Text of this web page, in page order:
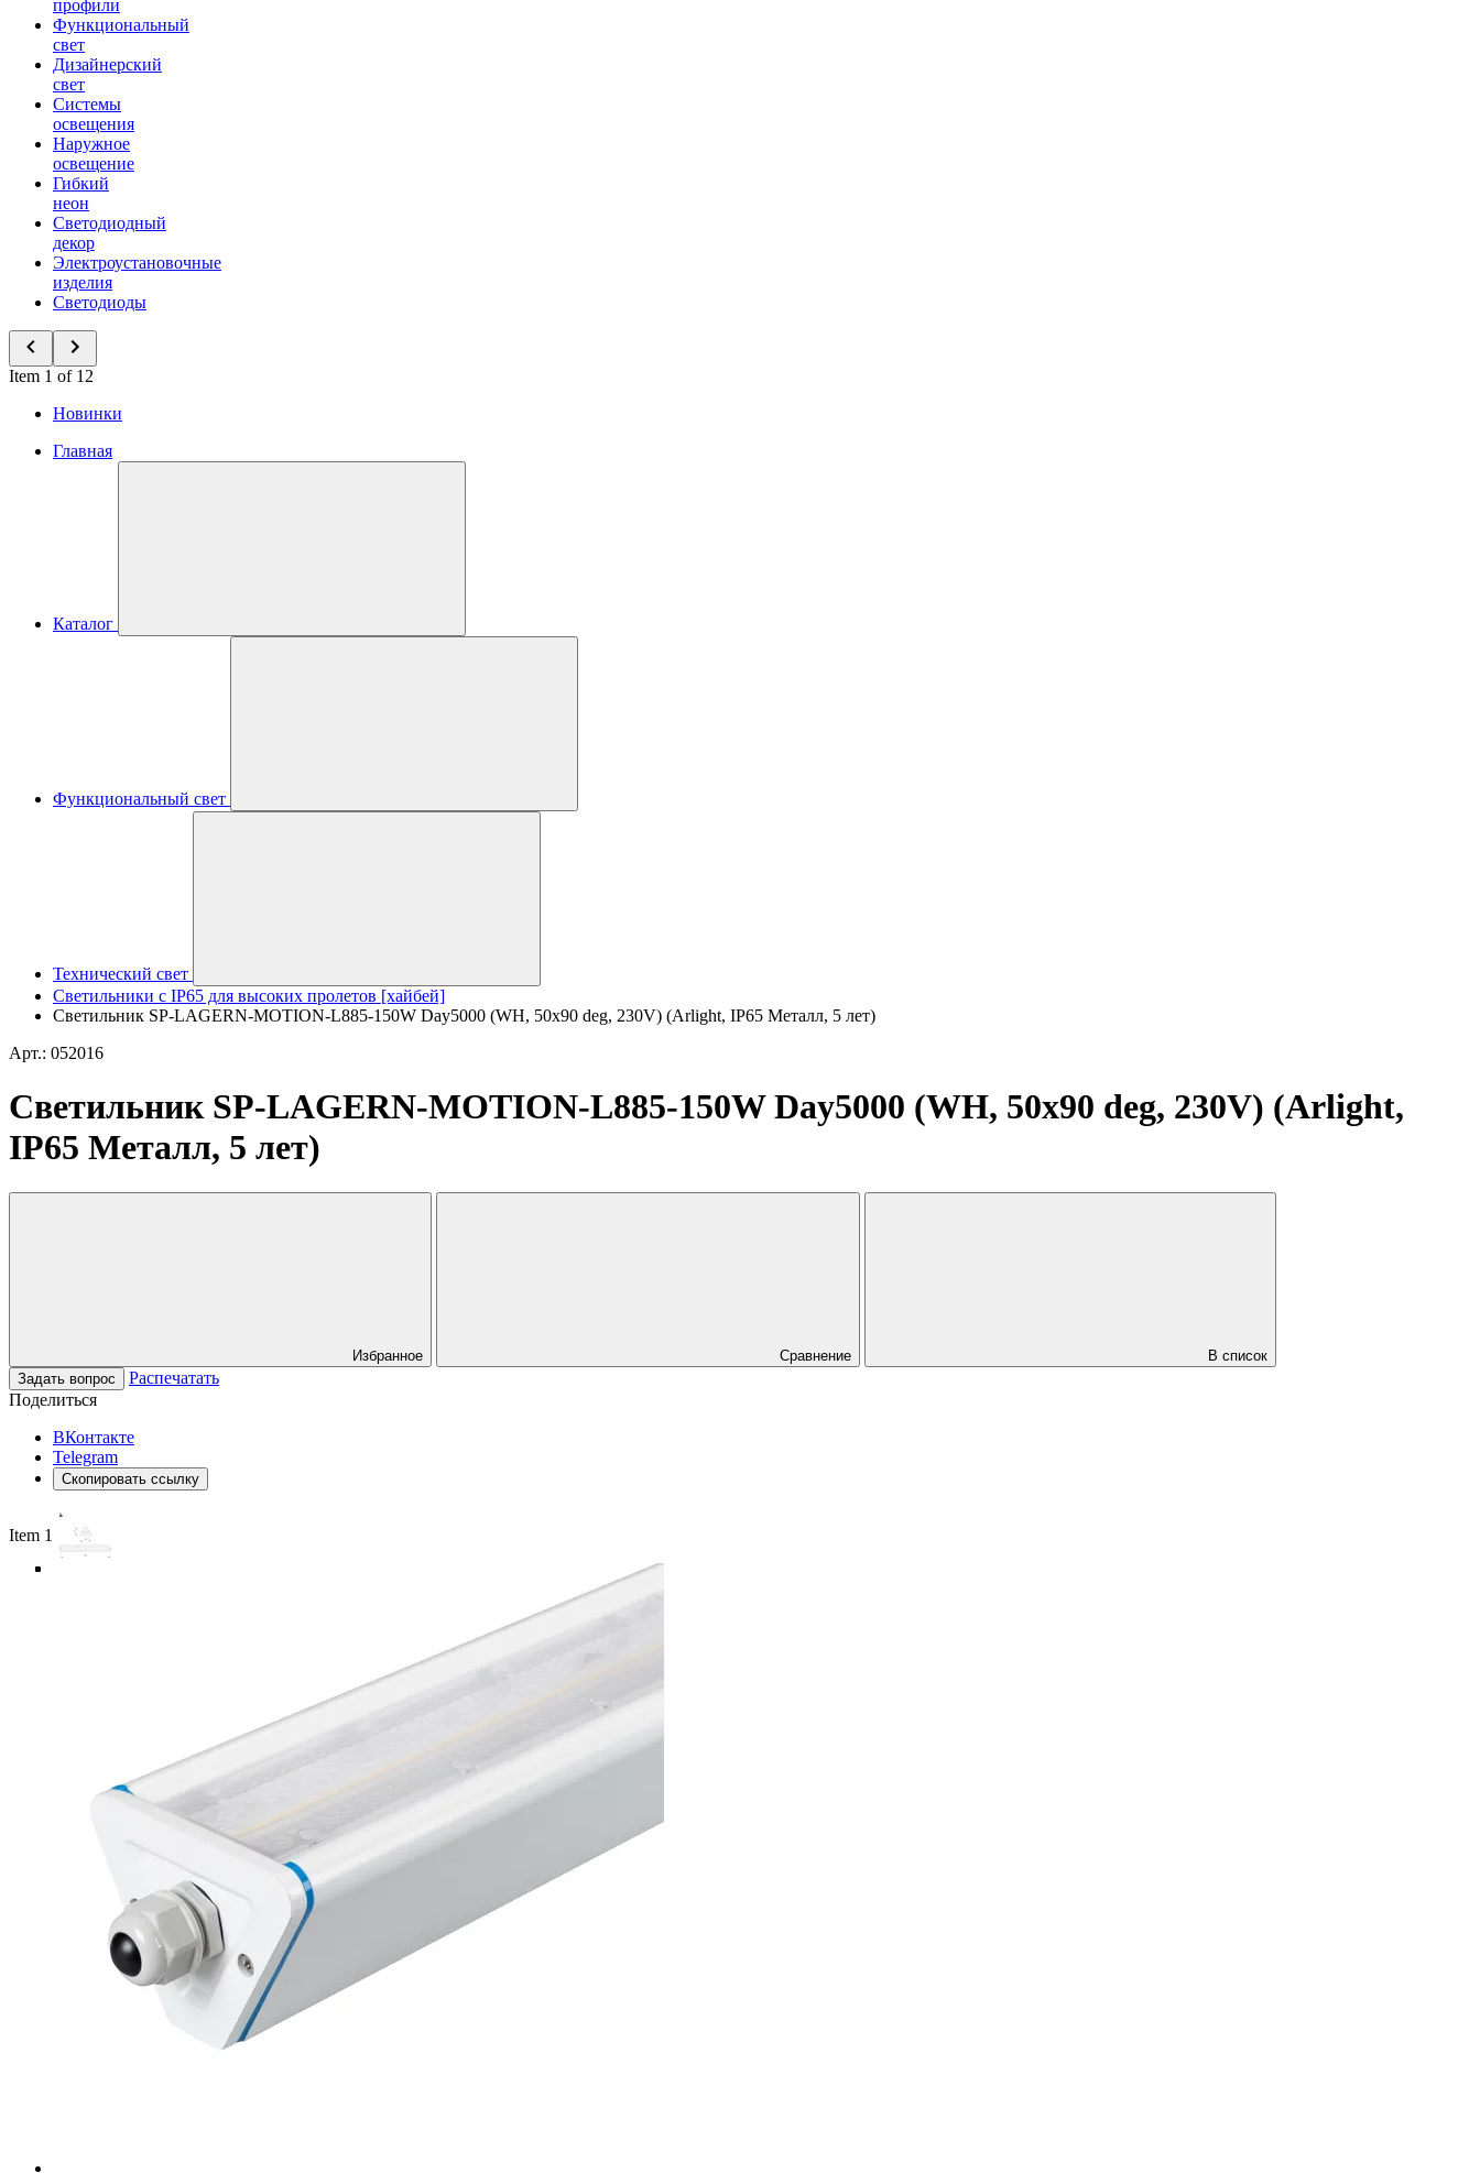
профили
Функциональный
свет
Дизайнерский
свет
Системы
освещения
Наружное
освещение
Гибкий
неон
Светодиодный
декор
Электроустановочные
изделия
Светодиоды
Item 1 of 12
Новинки
Главная
Каталог
Функциональный свет
Технический свет
Светильники с IP65 для высоких пролетов [хайбей]
Светильник SP-LAGERN-MOTION-L885-150W Day5000 (WH, 50х90 deg, 230V) (Arlight, IP65 Металл, 5 лет)
Арт.: 052016
Светильник SP-LAGERN-MOTION-L885-150W Day5000 (WH, 50х90 deg, 230V) (Arlight,
IP65 Металл, 5 лет)
Избранное Сравнение
В список
Задать вопрос
Распечатать
Поделиться
ВКонтакте
Telegram
Скопировать ссылку
Item 1 of 5